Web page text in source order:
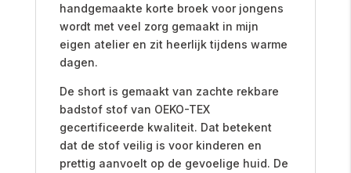
handgemaakte korte broek voor jongens
wordt met veel zorg gemaakt in mijn
eigen atelier en zit heerlijk tijdens warme
dagen.
De short is gemaakt van zachte rekbare
badstof stof van OEKO-TEX
gecertificeerde kwaliteit. Dat betekent
dat de stof veilig is voor kinderen en
prettig aanvoelt op de gevoelige huid. De